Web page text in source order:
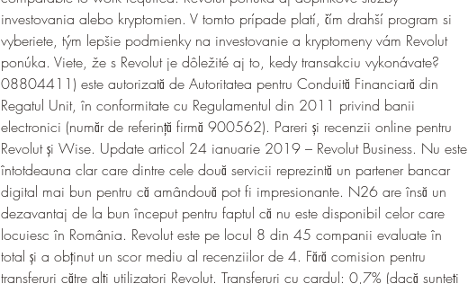
investovania alebo kryptomien. V tomto prípade platí, čím drahší program si
vyberiete, tým lepšie podmienky na investovanie a kryptomeny vám Revolut
ponúka. Viete, že s Revolut je dôležité aj to, kedy transakciu vykonávate?
08804411) este autorizată de Autoritatea pentru Conduită Financiară din
Regatul Unit, în conformitate cu Regulamentul din 2011 privind banii
electronici (număr de referință firmă 900562). Pareri și recenzii online pentru
Revolut și Wise. Update articol 24 ianuarie 2019 – Revolut Business. Nu este
întotdeauna clar care dintre cele două servicii reprezintă un partener bancar
digital mai bun pentru că amândouă pot fi impresionante. N26 are însă un
dezavantaj de la bun început pentru faptul că nu este disponibil celor care
locuiesc în România. Revolut este pe locul 8 din 45 companii evaluate în
total și a obținut un scor mediu al recenziilor de 4. Fără comision pentru
transferuri către alți utilizatori Revolut. Transferuri cu cardul: 0,7% (dacă sunteți